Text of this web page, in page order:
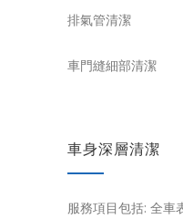
排氣管清潔
車門縫細部清潔
車身深層清潔
服務項目包括: 全車